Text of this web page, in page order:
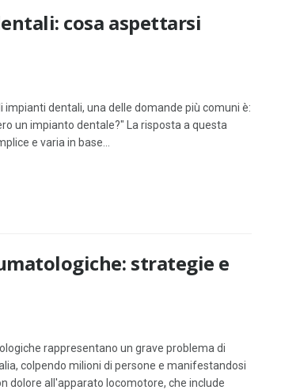
cosa aspettarsi
impianti dentali, una delle domande più comuni è:
un impianto dentale?" La risposta a questa
e varia in base...
strategie e
rappresentano un grave problema di
colpendo milioni di persone e manifestandosi
dolore all'apparato locomotore, che include